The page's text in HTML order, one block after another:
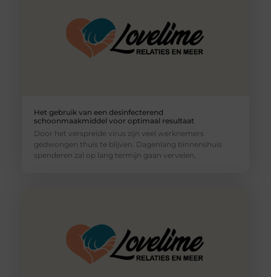
Het gebruik van een desinfecterend
schoonmaakmiddel voor optimaal resultaat
Door het verspreide virus zijn veel werknemers
gedwongen thuis te blijven. Dagenlang binnenshuis
spenderen zal op lang termijn gaan vervelen,